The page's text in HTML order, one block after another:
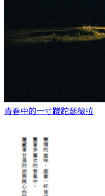
青春中的一寸蹉跎瑟薇拉